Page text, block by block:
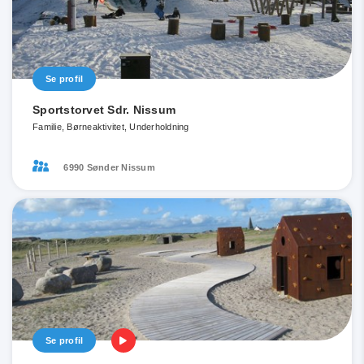
Se profil
Sportstorvet Sdr. Nissum
Familie, Børneaktivitet, Underholdning
6990 Sønder Nissum
Se profil